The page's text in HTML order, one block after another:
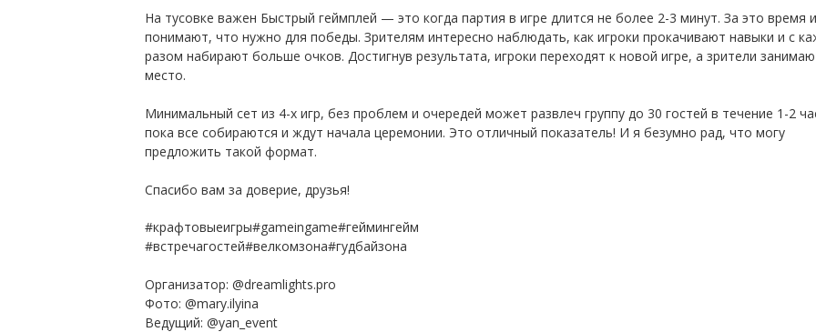
На тусовке важен Быстрый геймплей — это когда партия в игре длится не более 2-3 минут. За это время
понимают, что нужно для победы. Зрителям интересно наблюдать, как игроки прокачивают навыки и с
разом набирают больше очков. Достигнув результата, игроки переходят к новой игре, а зрители
место.
Минимальный сет из 4-х игр, без проблем и очередей может развлеч группу до 30 гостей в течение 1-2
пока все собираются и ждут начала церемонии. Это отличный показатель! И я безумно рад, что могу
предложить такой формат.
Спасибо вам за доверие, друзья!
#крафтовыеигры#gameingame#геймингейм
#встречагостей#велкомзона#гудбайзона
Организатор: @dreamlights.pro
Фото: @mary.ilyina
Ведущий: @yan_event